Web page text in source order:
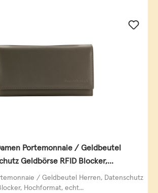
Portemonnaie / Geldbeutel
Geldbörse RFID Blocker,
Leder, taupe/ Geldbeutel Herren, Datenschutz
Hochformat, echt...